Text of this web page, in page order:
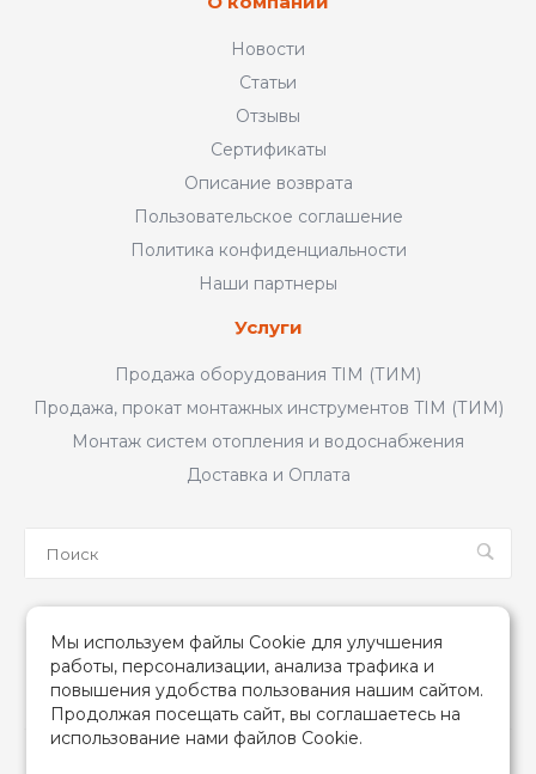
Новости
Статьи
Отзывы
Сертификаты
Описание возврата
Пользовательское соглашение
Политика конфиденциальности
Наши партнеры
Услуги
Продажа оборудования TIM (ТИМ)
Продажа, прокат монтажных инструментов TIM (ТИМ)
Монтаж систем отопления и водоснабжения
Доставка и Оплата
Мы используем файлы Cookie для улучшения
работы, персонализации, анализа трафика и
повышения удобства пользования нашим сайтом.
Продолжая посещать сайт, вы соглашаетесь на
использование нами файлов Cookie.